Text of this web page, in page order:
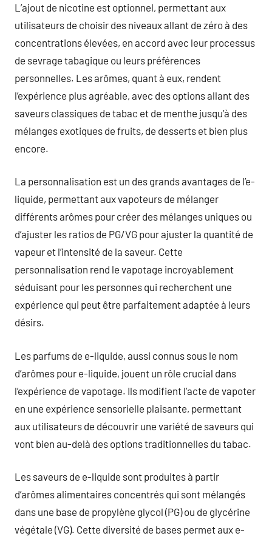
L’ajout de nicotine est optionnel, permettant aux
utilisateurs de choisir des niveaux allant de zéro à des
concentrations élevées, en accord avec leur processus
de sevrage tabagique ou leurs préférences
personnelles. Les arômes, quant à eux, rendent
l’expérience plus agréable, avec des options allant des
saveurs classiques de tabac et de menthe jusqu’à des
mélanges exotiques de fruits, de desserts et bien plus
encore.
La personnalisation est un des grands avantages de l’e-
liquide, permettant aux vapoteurs de mélanger
différents arômes pour créer des mélanges uniques ou
d’ajuster les ratios de PG/VG pour ajuster la quantité de
vapeur et l’intensité de la saveur. Cette
personnalisation rend le vapotage incroyablement
séduisant pour les personnes qui recherchent une
expérience qui peut être parfaitement adaptée à leurs
désirs.
Les parfums de e-liquide, aussi connus sous le nom
d’arômes pour e-liquide, jouent un rôle crucial dans
l’expérience de vapotage. Ils modifient l’acte de vapoter
en une expérience sensorielle plaisante, permettant
aux utilisateurs de découvrir une variété de saveurs qui
vont bien au-delà des options traditionnelles du tabac.
Les saveurs de e-liquide sont produites à partir
d’arômes alimentaires concentrés qui sont mélangés
dans une base de propylène glycol (PG) ou de glycérine
végétale (VG). Cette diversité de bases permet aux e-